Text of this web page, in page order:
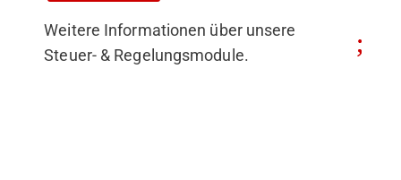
Weitere Informationen über unsere
Steuer- & Regelungsmodule.